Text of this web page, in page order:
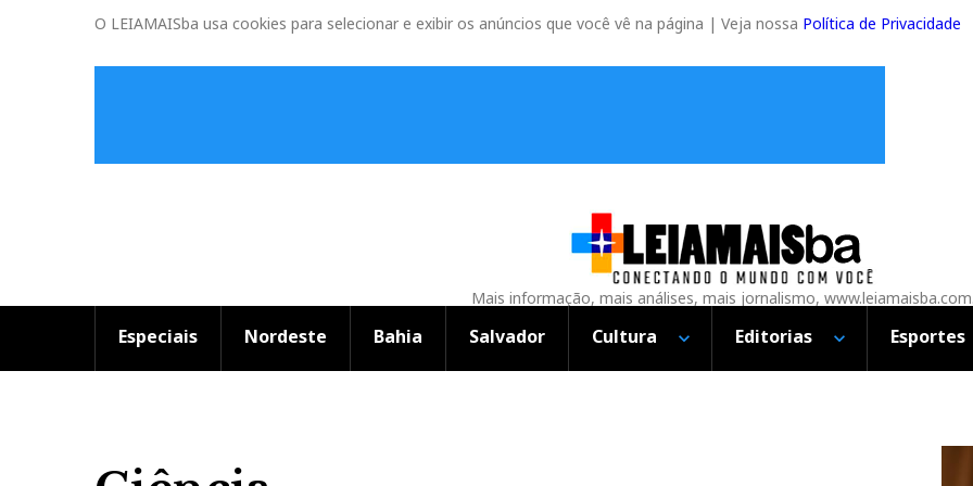
O LEIAMAISba usa cookies para selecionar e exibir os anúncios que você vê na página | Veja nossa Política de Privacidade
Mais informação, mais análises, mais jornalismo,
Especiais Nordeste Bahia Salvador Cultura Editorias Esportes